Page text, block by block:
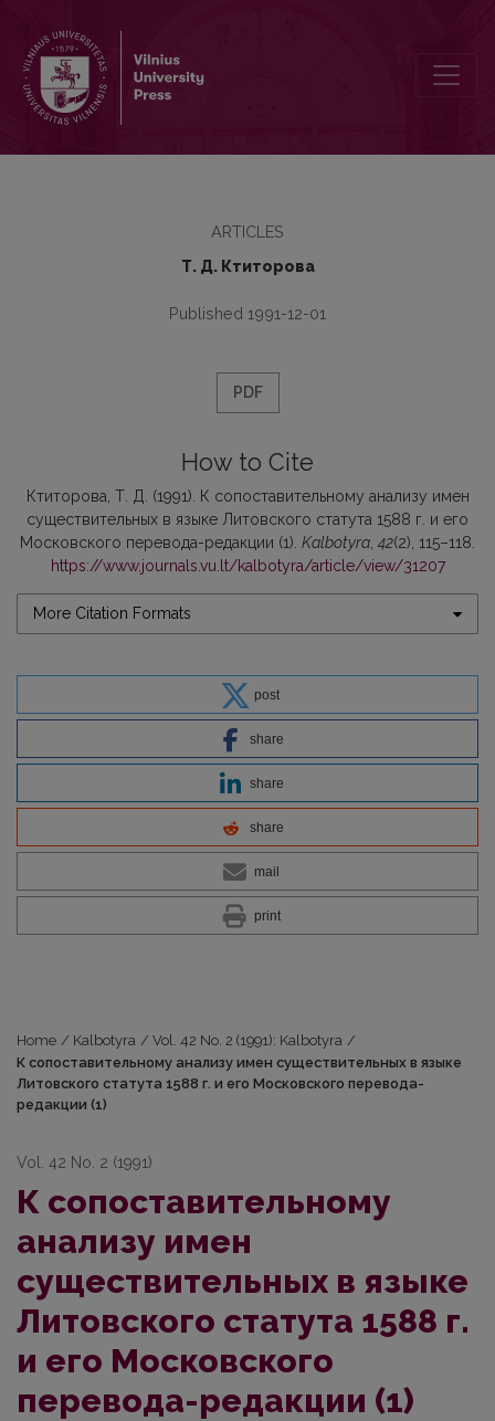
ARTICLES
Т. Д. Ктиторова
Published 1991-12-01
PDF
How to Cite
Ктиторова, Т. Д. (1991). К сопоставительному анализу имен
существительных в языке Литовского статута 1588 г. и его
Московского перевода-редакции (1). Kalbotyra ,42(2), 115–118.
https://www.journals.vu.lt/kalbotyra/article/view/31207
More Citation Formats
post
share
share
share
mail
print
Home / Kalbotyra / Vol. 42 No. 2 (1991): Kalbotyra /
К сопоставительному анализу имен существительных в языке
Литовского статута 1588 г. и его Московского перевода-
редакции (1)
Vol. 42 No. 2 (1991)
К сопоставительному
анализу имен
существительных в языке
Литовского статута 1588 г.
и его Московского
перевода-редакции (1)